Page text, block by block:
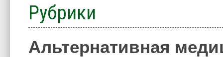
Рубрики
Альтернативная